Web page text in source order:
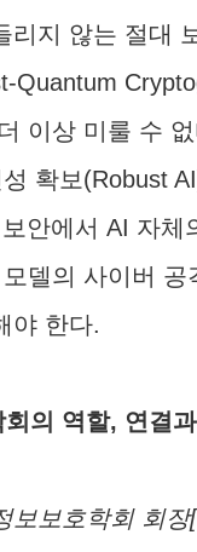
리지 않는 절대
Quantum
이상 미룰 수
확보(Robust
안에서 AI 자체
델의 사이버 공
야 한다.
의 역할, 연결
보보호학회 회장